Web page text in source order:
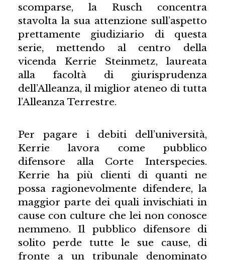
scomparse, la Rusch concentra
stavolta la sua attenzione sull’aspetto
prettamente giudiziario di questa
serie, mettendo al centro della
vicenda Kerrie Steinmetz, laureata
alla facoltà di giurisprudenza
dell’Alleanza, il miglior ateneo di tutta
l’Alleanza Terrestre.
Per pagare i debiti dell’università,
Kerrie lavora come pubblico
difensore alla Corte Interspecies.
Kerrie ha più clienti di quanti ne
possa ragionevolmente difendere, la
maggior parte dei quali invischiati in
cause con culture che lei non conosce
nemmeno. Il pubblico difensore di
solito perde tutte le sue cause, di
fronte a un tribunale denominato